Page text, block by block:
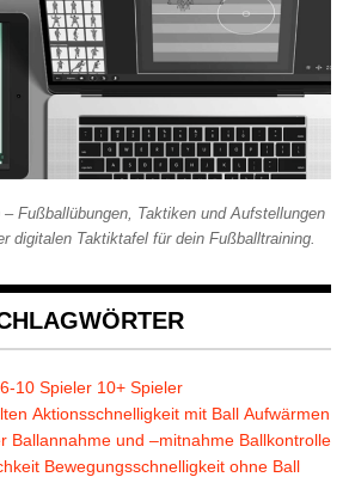
Fußballübungen, Taktiken und Aufstellungen
digitalen Taktiktafel für dein Fußballtraining.
6-10 Spieler 10+ Spieler
Aktionsschnelligkeit mit Ball Aufwärmen
Ballannahme und –mitnahme Ballkontrolle
Bewegungsschnelligkeit ohne Ball